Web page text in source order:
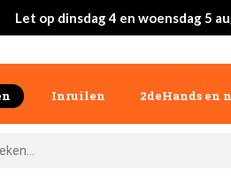
Let op dinsdag 4 en woensdag 5
Inruilen 2deHands en